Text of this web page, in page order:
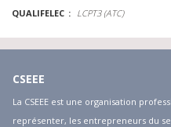
QUALIFELEC
LCPT3 (ATC)
CSEEE
La CSEEE est une organisation
représenter, les entrepreneurs du